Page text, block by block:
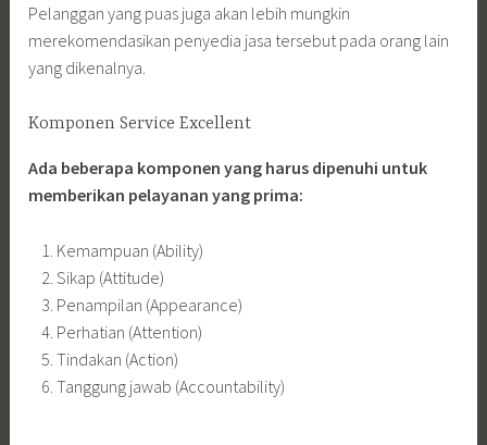
Pelanggan yang puas juga akan lebih mungkin
merekomendasikan penyedia jasa tersebut pada orang lain
yang dikenalnya.
Komponen Service Excellent
Ada beberapa komponen yang harus dipenuhi untuk
memberikan pelayanan yang prima:
Kemampuan (Ability)
Sikap (Attitude)
Penampilan (Appearance)
Perhatian (Attention)
Tindakan (Action)
Tanggung jawab (Accountability)